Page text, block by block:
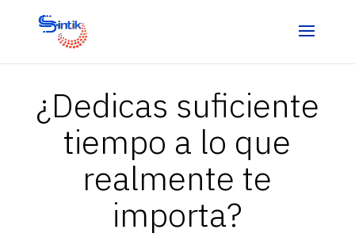
¿Dedicas suficiente
tiempo a lo que
realmente te
importa?